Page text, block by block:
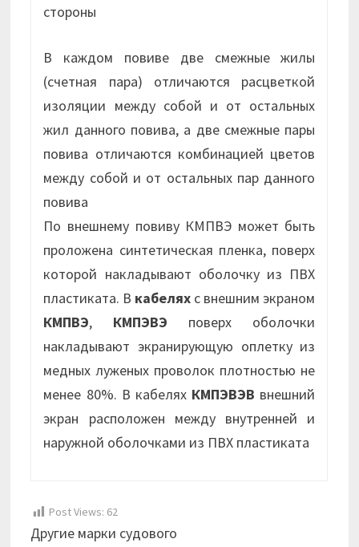
стороны
В каждом повиве две смежные жилы
(счетная пара) отличаются расцветкой
изоляции между собой и от остальных
жил данного повива, а две смежные пары
повива отличаются комбинацией цветов
между собой и от остальных пар данного
повива
По внешнему повиву КМПВЭ может быть
проложена синтетическая пленка, поверх
которой накладывают оболочку из ПВХ
пластиката. В кабелях с внешним экраном
КМПВЭ, КМПЭВЭ поверх оболочки
накладывают экранирующую оплетку из
медных луженых проволок плотностью не
менее 80%. В кабелях КМПЭВЭВ внешний
экран расположен между внутренней и
наружной оболочками из ПВХ пластиката
Post Views: 62
Другие марки судового